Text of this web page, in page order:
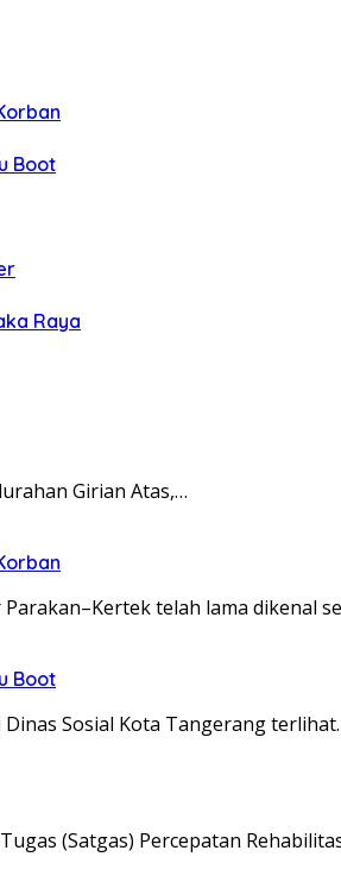
Boot
Raya
Girian Atas,…
telah lama dikenal
Boot
Sosial Kota Tangerang
(Satgas) Percepatan